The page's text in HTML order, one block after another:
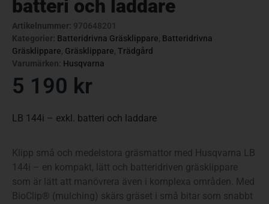
batteri och laddare
Artikelnummer: 970648201
Kategorier: Batteridrivna Gräsklippare, Batteridrivna
Gräsklippare, Gräsklippare, Trädgård
Varumärken Husqvarna
5 190 kr
LB 144i – exkl. batteri och laddare
Klipp små och medelstora gräsmattor med Husqvarna LB
144i – en kompakt, lätt och batteridriven gräsklippare
som är lätt att manövrera även i komplexa områden. Med
BioClip® (mulching) skärs gräset i små bitar som snabbt